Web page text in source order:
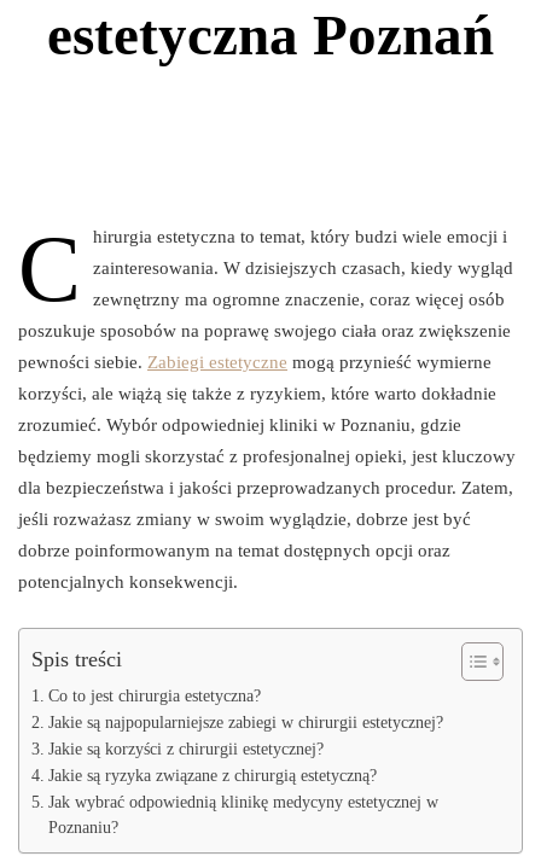
estetyczna Poznań
C
hirurgia estetyczna to temat, który budzi wiele emocji i
zainteresowania. W dzisiejszych czasach, kiedy wygląd
zewnętrzny ma ogromne znaczenie, coraz więcej osób
poszukuje sposobów na poprawę swojego ciała oraz zwiększenie
pewności siebie. Zabiegi estetyczne mogą przynieść wymierne
korzyści, ale wiążą się także z ryzykiem, które warto dokładnie
zrozumieć. Wybór odpowiedniej kliniki w Poznaniu, gdzie
będziemy mogli skorzystać z profesjonalnej opieki, jest kluczowy
dla bezpieczeństwa i jakości przeprowadzanych procedur. Zatem,
jeśli rozważasz zmiany w swoim wyglądzie, dobrze jest być
dobrze poinformowanym na temat dostępnych opcji oraz
potencjalnych konsekwencji.
Spis treści
Co to jest chirurgia estetyczna?
Jakie są najpopularniejsze zabiegi w chirurgii estetycznej?
Jakie są korzyści z chirurgii estetycznej?
Jakie są ryzyka związane z chirurgią estetyczną?
Jak wybrać odpowiednią klinikę medycyny estetycznej w
Poznaniu?